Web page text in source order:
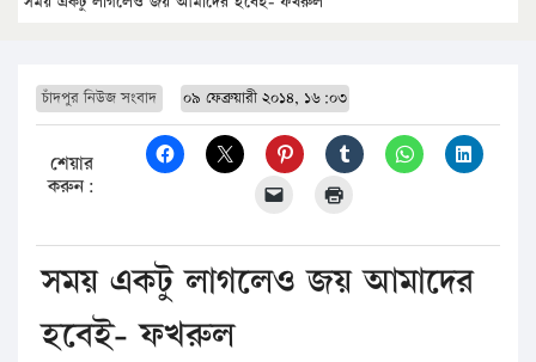
চাঁদপুর নিউজ সংবাদ ০৯ ফেব্রুয়ারী ২০১৪, ১৬:০৩
শেয়ার
করুন:
সময় একটু লাগলেও জয় আমাদের
হবেই- ফখরুল